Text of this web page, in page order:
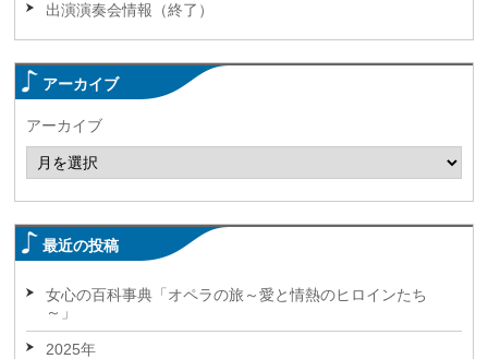
出演演奏会情報（終了）
アーカイブ
アーカイブ
最近の投稿
女心の百科事典「オペラの旅～愛と情熱のヒロインたち
～」
2025年